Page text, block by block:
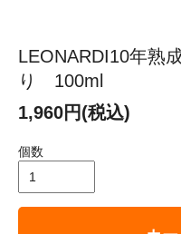
LEONARDI10年熟
り 100ml
1,960円(税込)
個数